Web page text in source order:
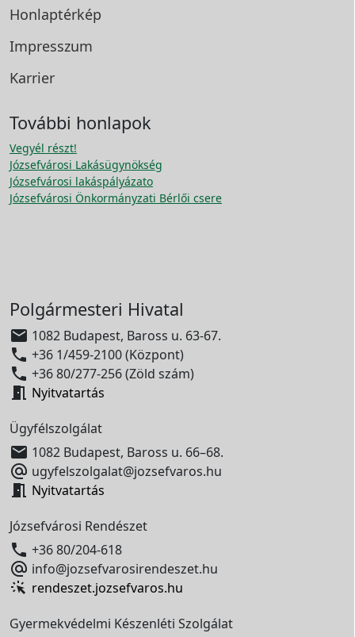
Honlaptérkép
Impresszum
Karrier
További honlapok
Vegyél részt!
Józsefvárosi Lakásügynökség
Józsefvárosi lakáspályázato
Józsefvárosi Önkormányzati Bérlői csere
Polgármesteri Hivatal
 1082 Budapest, Baross u. 63-67.
 +36 1/459-2100 (Központ)
 +36 80/277-256 (Zöld szám)
 Nyitvatartás
Ügyfélszolgálat
 1082 Budapest, Baross u. 66–68.
 ugyfelszolgalat@jozsefvaros.hu
 Nyitvatartás
Józsefvárosi Rendészet
 +36 80/204-618
 info@jozsefvarosirendeszet.hu
rendeszet.jozsefvaros.hu
Gyermekvédelmi Készenléti Szolgálat